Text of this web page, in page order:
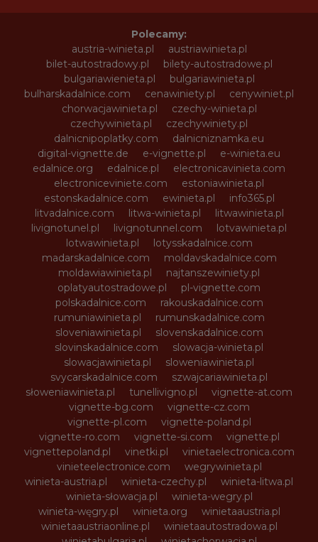
Polecamy:
austria-winieta.pl
austriawinieta.pl
bilet-autostradowy.pl
bilety-autostradowe.pl
bulgariawienieta.pl
bulgariawinieta.pl
bulharskadalnice.com
cenawiniety.pl
cenywiniet.pl
chorwacjawinieta.pl
czechy-winieta.pl
czechywinieta.pl
czechywiniety.pl
dalnicnipoplatky.com
dalnicniznamka.eu
digital-vignette.de
e-vignette.pl
e-winieta.eu
edalnice.org
edalnice.pl
electronicavinieta.com
electroniceviniete.com
estoniawinieta.pl
estonskadalnice.com
ewinieta.pl
info365.pl
litvadalnice.com
litwa-winieta.pl
litwawinieta.pl
livignotunel.pl
livignotunnel.com
lotvawinieta.pl
lotwawinieta.pl
lotysskadalnice.com
madarskadalnice.com
moldavskadalnice.com
moldawiawinieta.pl
najtanszewiniety.pl
oplatyautostradowe.pl
pl-vignette.com
polskadalnice.com
rakouskadalnice.com
rumuniawinieta.pl
rumunskadalnice.com
sloveniawinieta.pl
slovenskadalnice.com
slovinskadalnice.com
slowacja-winieta.pl
slowacjawinieta.pl
sloweniawinieta.pl
svycarskadalnice.com
szwajcariawinieta.pl
słoweniawinieta.pl
tunellivigno.pl
vignette-at.com
vignette-bg.com
vignette-cz.com
vignette-pl.com
vignette-poland.pl
vignette-ro.com
vignette-si.com
vignette.pl
vignettepoland.pl
vinetki.pl
vinietaelectronica.com
vinieteelectronice.com
wegrywinieta.pl
winieta-austria.pl
winieta-czechy.pl
winieta-litwa.pl
winieta-słowacja.pl
winieta-wegry.pl
winieta-węgry.pl
winieta.org
winietaaustria.pl
winietaaustriaonline.pl
winietaautostradowa.pl